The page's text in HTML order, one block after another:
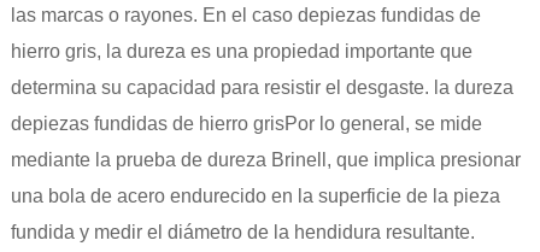
las marcas o rayones. En el caso depiezas fundidas de
hierro gris, la dureza es una propiedad importante que
determina su capacidad para resistir el desgaste. la dureza
depiezas fundidas de hierro grisPor lo general, se mide
mediante la prueba de dureza Brinell, que implica presionar
una bola de acero endurecido en la superficie de la pieza
fundida y medir el diámetro de la hendidura resultante.